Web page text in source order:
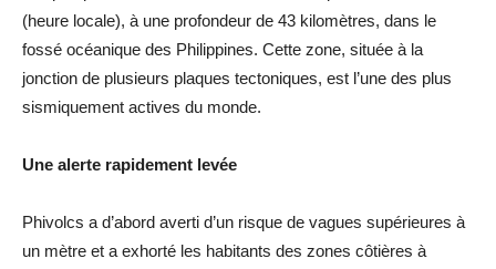
(heure locale), à une profondeur de 43 kilomètres, dans le
fossé océanique des Philippines. Cette zone, située à la
jonction de plusieurs plaques tectoniques, est l’une des plus
sismiquement actives du monde.
Une alerte rapidement levée
Phivolcs a d’abord averti d’un risque de vagues supérieures à
un mètre et a exhorté les habitants des zones côtières à